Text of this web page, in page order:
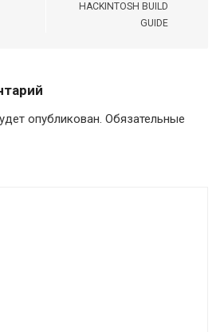
HACKINTOSH BUILD
GUIDE
опубликован. Обязательные